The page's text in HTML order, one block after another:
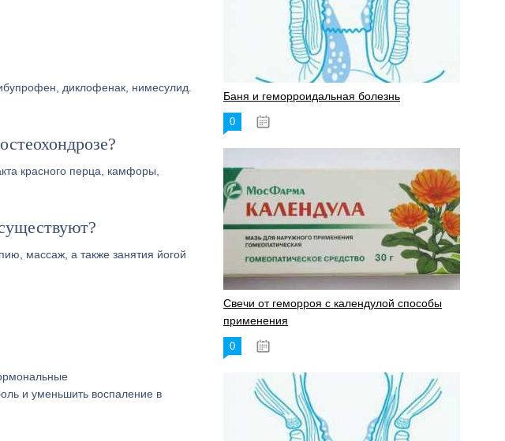
диклофенак, нимесулид.
красного перца, камфоры,
массаж, а также занятия йогой
и уменьшить воспаление в
Баня и геморроидальная болезнь
0
Свечи от геморроя с календулой способы
применения
0